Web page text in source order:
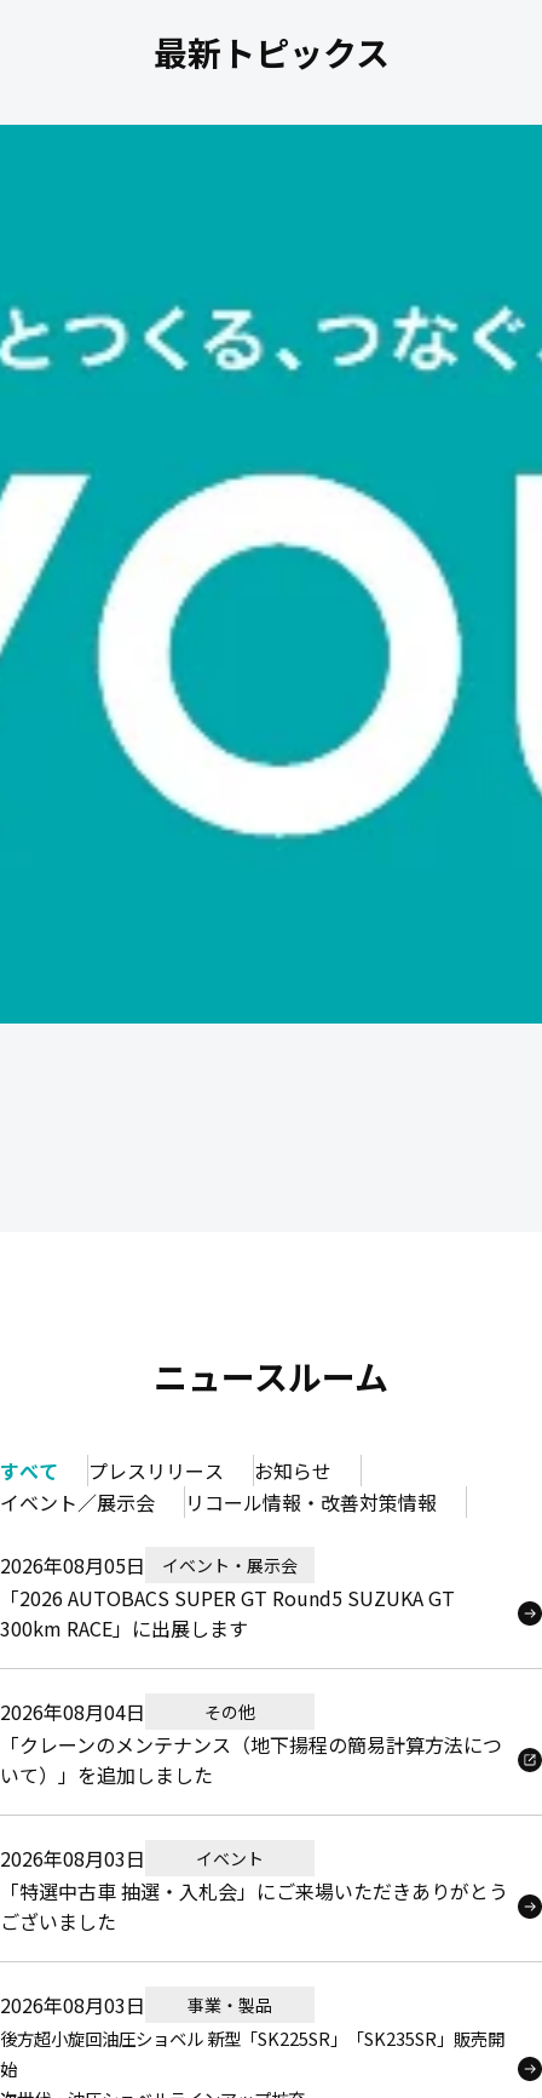
最新トピックス
ニュースルーム
すべて プレスリリース
お知らせ
イベント／展示会
リコール情報・改善対策情報
2026年08月05日 イベント・展示会
「2026 AUTOBACS SUPER GT Round5 SUZUKA GT
300km RACE」に出展します
2026年08月04日 その他
「クレーンのメンテナンス（地下揚程の簡易計算方法につ
いて）」を追加しました
2026年08月03日 イベント
「特選中古車 抽選・入札会」にご来場いただきありがとう
ございました
2026年08月03日 事業・製品
後方超小旋回油圧ショベル 新型「SK225SR」「SK235SR」販売開
始